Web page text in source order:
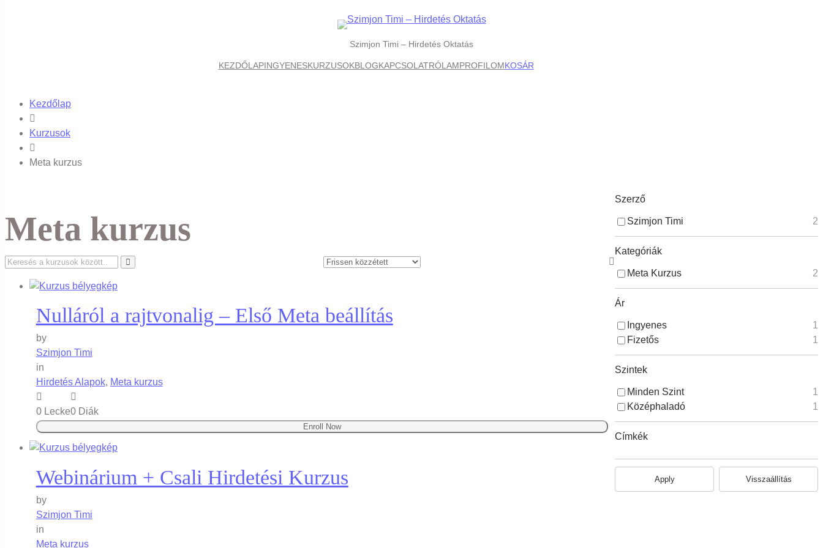
Szimjon Timi – Hirdetés Oktatás
KEZDŐLAPINGYENESKURZUSOKBLOGKAPCSOLATRÓLAMPROFILOMKOSÁR
Kezdőlap
Kurzusok
Meta kurzus
Meta kurzus
Nulláról a rajtvonalig – Első Meta beállítás
by
Szimjon Timi
in
Hirdetés Alapok, Meta kurzus
0 Lecke0 Diák
Enroll Now
Webinárium + Csali Hirdetési Kurzus
by
Szimjon Timi
in
Meta kurzus
Szerző
Szimjon Timi 2
Kategóriák
Meta Kurzus 2
Ár
Ingyenes
1
Fizetős
1
Szintek
Minden Szint
1
Középhaladó
1
Címkék
Apply Visszaállítás